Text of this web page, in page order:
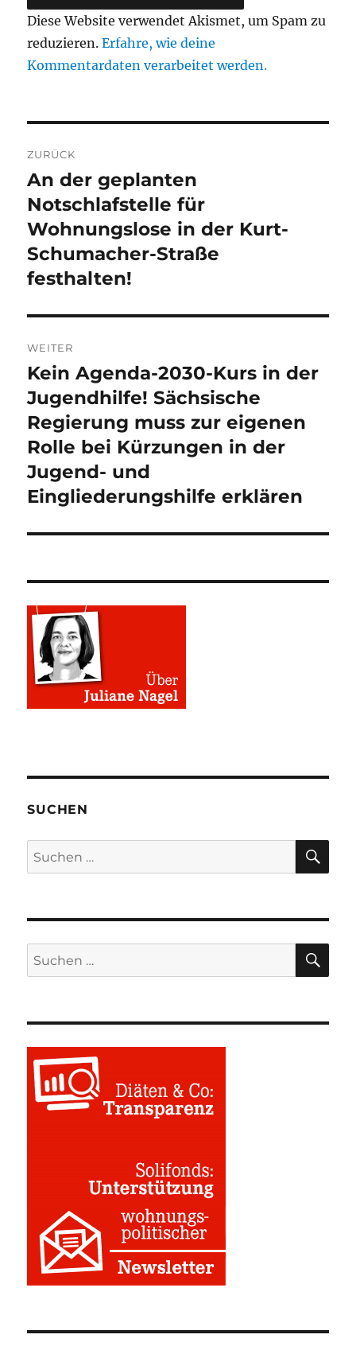
Diese Website verwendet Akismet, um Spam zu
reduzieren.Erfahre, wie deine
Kommentardaten verarbeitet werden.
ZURÜCK
Vorheriger
Beitrag:
An der geplanten
Notschlafstelle für
Wohnungslose in der Kurt-
Schumacher-Straße
festhalten!
WEITER
Nächster
Beitrag:
Kein Agenda-2030-Kurs in der
Jugendhilfe! Sächsische
Regierung muss zur eigenen
Rolle bei Kürzungen in der
Jugend- und
Eingliederungshilfe erklären
SUCHEN
Suchen
nach:
Suchen
nach: